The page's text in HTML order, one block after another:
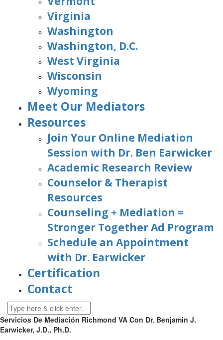
Virginia
Washington
Washington, D.C.
West Virginia
Wisconsin
Wyoming
Meet Our Mediators
Resources
Join Your Online Mediation
Session with Dr. Ben Earwicker
Academic Research Review
Counselor & Therapist
Resources
Counseling + Mediation =
Stronger Together Ad Program
Schedule an Appointment
with Dr. Earwicker
Certification
Contact
Servicios De Mediación Richmond VA Con Dr. Benjamin J.
Earwicker, J.D., Ph.D.